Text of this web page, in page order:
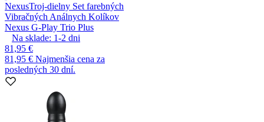
NexusTroj-dielny Set farebných
Vibračných Análnych Kolíkov
Nexus G-Play Trio Plus
Na sklade: 1-2 dni
81,95 €
81,95 € Najmenšia cena za
posledných 30 dní.